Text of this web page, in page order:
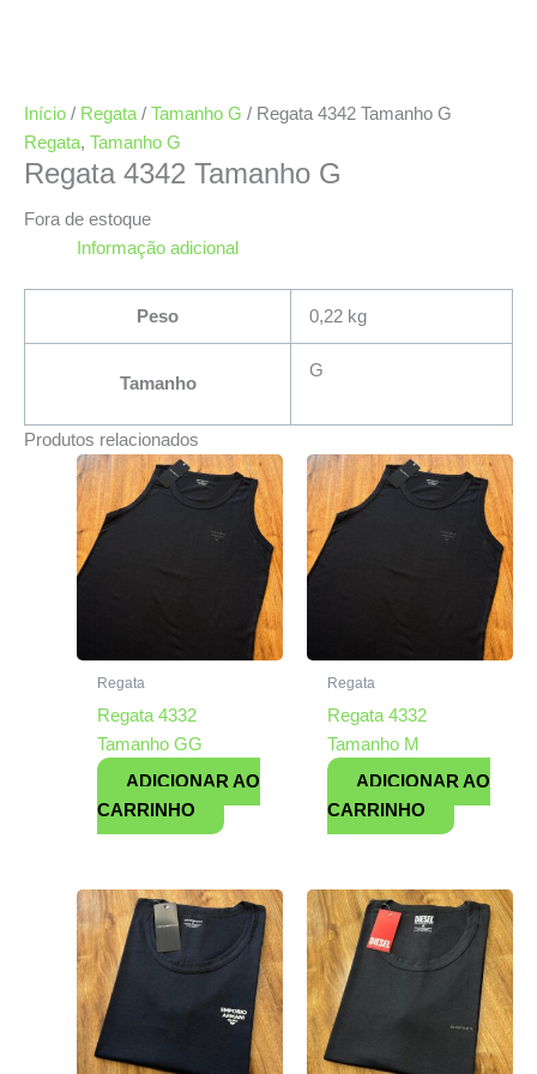
Início / Regata / Tamanho G / Regata 4342 Tamanho G
Regata, Tamanho G
Regata 4342 Tamanho G
Fora de estoque
Informação adicional
Peso 0,22 kg
Tamanho
G
Produtos relacionados
Regata
Regata 4332
Tamanho GG
ADICIONAR AO
CARRINHO
Regata
Regata 4332
Tamanho M
ADICIONAR AO
CARRINHO